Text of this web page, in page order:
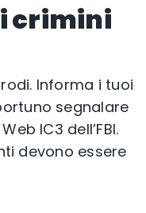
crimini
Informa i tuoi
segnalare
IC3 dell’FBI.
devono essere